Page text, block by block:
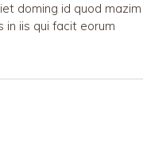
doming id quod mazim
in iis qui facit eorum